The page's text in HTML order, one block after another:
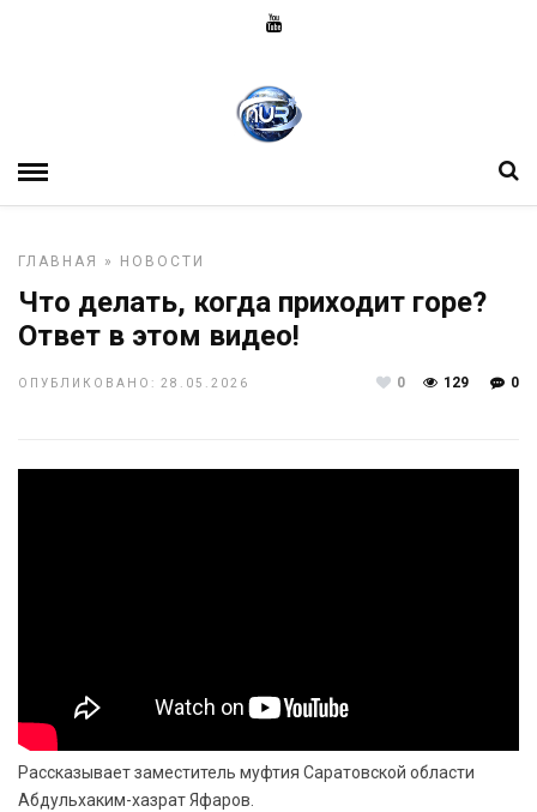
ГЛАВНАЯ » НОВОСТИ
Что делать, когда приходит горе?
Ответ в этом видео!
ОПУБЛИКОВАНО: 28.05.2026 0
129
0
Рассказывает заместитель муфтия Саратовской области
Абдульхаким-хазрат Яфаров.